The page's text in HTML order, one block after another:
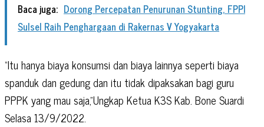
Baca juga: Dorong Percepatan Penurunan Stunting, FPPI
Sulsel Raih Penghargaan di Rakernas V Yogyakarta
“Itu hanya biaya konsumsi dan biaya lainnya seperti biaya
spanduk dan gedung dan itu tidak dipaksakan bagi guru
PPPK yang mau saja,”Ungkap Ketua K3S Kab. Bone Suardi
Selasa 13/9/2022.